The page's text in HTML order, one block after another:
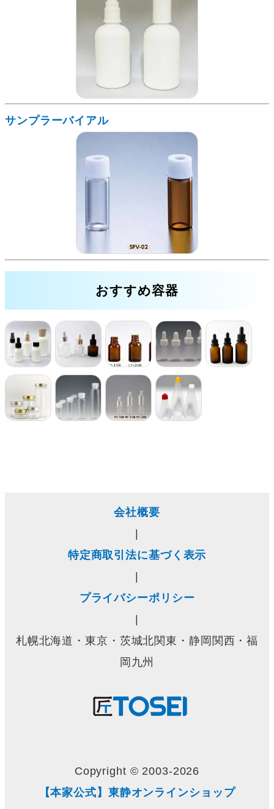
サンプラーバイアル
おすすめ容器
会社概要
|
特定商取引法に基づく表示
|
プライバシーポリシー
|
札幌北海道・東京・茨城北関東・静岡関西・福
岡九州
Copyright © 2003-2026
【本家公式】東静オンラインショップ